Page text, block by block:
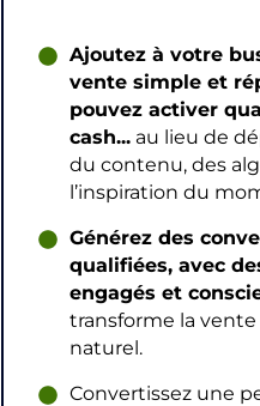
Ajoutez à votre
vente simple et
pouvez activer
cash... au lieu de
du contenu, des
l’inspiration du
Générez des
qualifiées, avec
engagés et
transforme la
naturel.
Convertissez une